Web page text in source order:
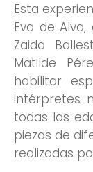
Esta
Eva de
Zaida
Matilde
habilitar
intérpretes
todas las
piezas de
realizadas